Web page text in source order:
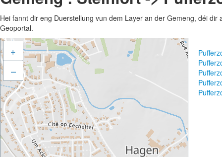
Hei fannt dir eng Duerstellung vun dem Layer an der Gemeng, déi
Geoportal.
+
–